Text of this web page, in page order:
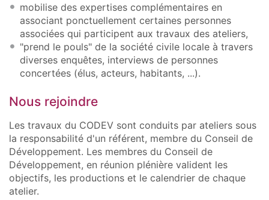
mobilise des expertises complémentaires en
associant ponctuellement certaines personnes
associées qui participent aux travaux des ateliers,
"prend le pouls" de la société civile locale à travers
diverses enquêtes, interviews de personnes
concertées (élus, acteurs, habitants, ...).
Nous rejoindre
Les travaux du CODEV sont conduits par ateliers sous
la responsabilité d'un référent, membre du Conseil de
Développement. Les membres du Conseil de
Développement, en réunion plénière valident les
objectifs, les productions et le calendrier de chaque
atelier.